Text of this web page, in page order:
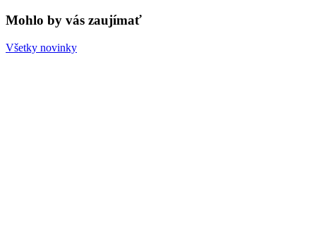
Mohlo by vás zaujímať
Všetky novinky